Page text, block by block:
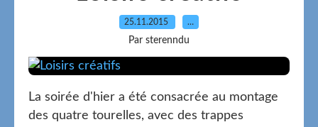
25.11.2015 …
Par sterenndu
La soirée d'hier a été consacrée au montage
des quatre tourelles, avec des trappes